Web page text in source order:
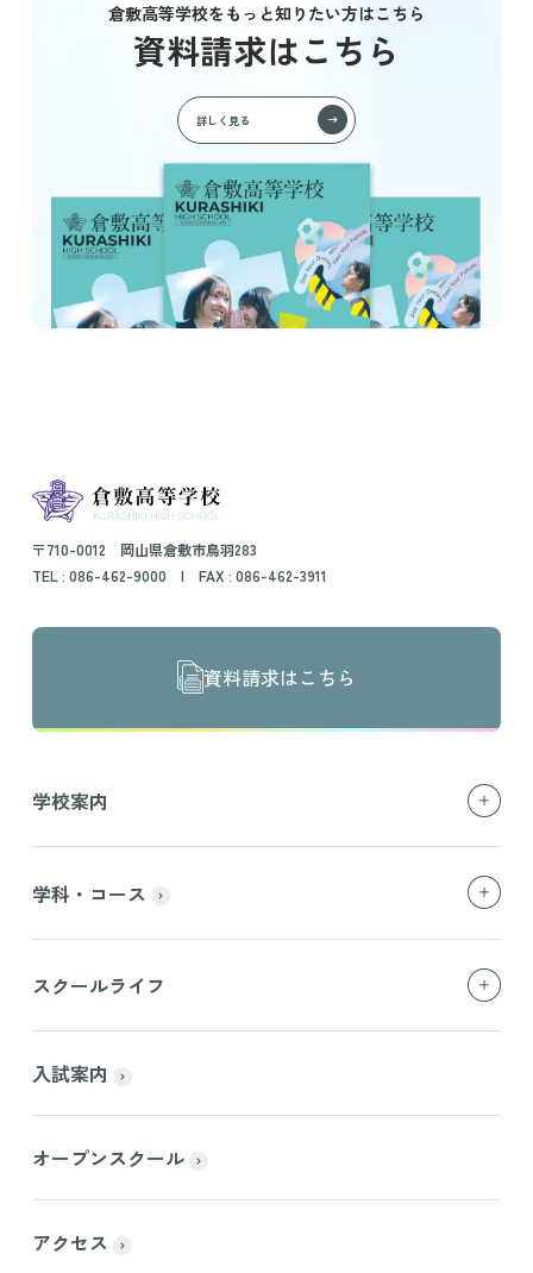
倉敷高等学校をもっと知りたい方はこちら
資料請求はこちら
詳しく見る
〒710-0012 岡山県倉敷市鳥羽283
TEL : 086-462-9000 | FAX : 086-462-3911
資料請求はこちら
学校案内
学科・コース
スクールライフ
入試案内
オープンスクール
アクセス